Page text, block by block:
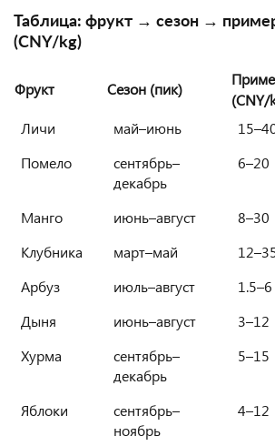
Таблица: фрукт → сезон →
(CNY/kg)
Фрукт Сезон (пик)
(CNY/
Личи
май–июнь
Помело
сентябрь–
декабрь
6–20
Манго июнь–август
8–30
Клубника
март–май
Арбуз
июль–август
1.5–6
Дыня
июнь–август
3–12
Хурма
сентябрь–
декабрь
5–15
Яблоки
сентябрь–
ноябрь
4–12